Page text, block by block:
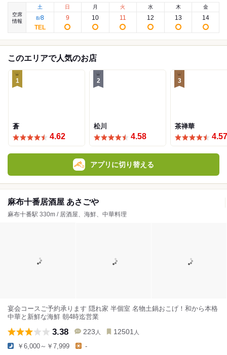
空席
情報
土
8/8
日
9
月
10
火
11
水
12
木
13
金
14
このエリアで人気のお店
1
蒼
4.62
2
松川
4.58
3
茶禅華
4.57
アプリに切り替える
麻布十番居酒屋 あさごや
麻布十番駅 330m / 居酒屋、海鮮、中華料理
宴会コースご予約承ります 隠れ家 半個室 名物土鍋おこげ！和から本格
中華と新鮮な海鮮 朝4時迄営業
3.38 223 人 12501 人
￥6,000～￥7,999 -